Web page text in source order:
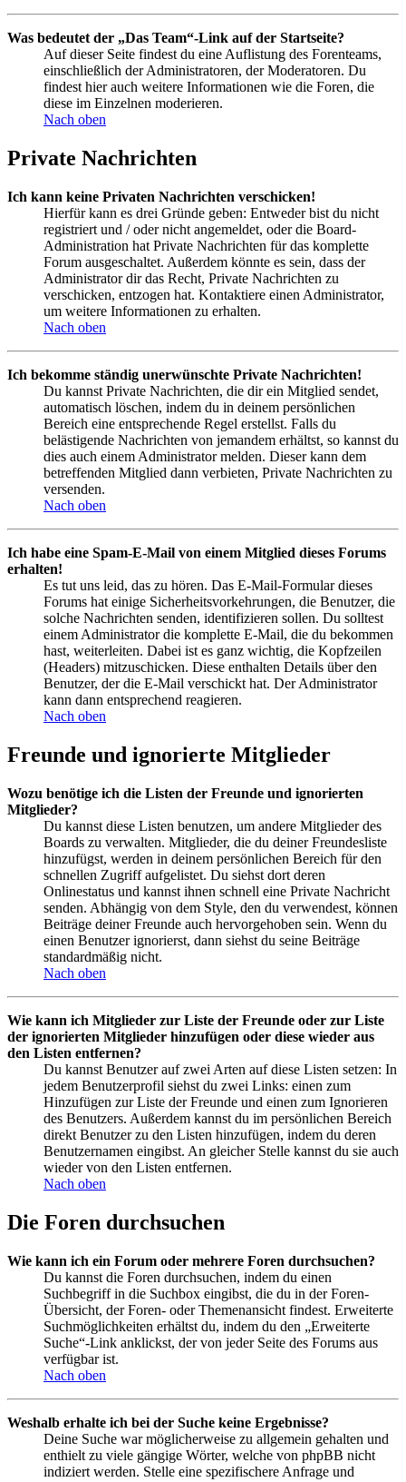
Was bedeutet der „Das Team“-Link auf der Startseite?
Auf dieser Seite findest du eine Auflistung des Forenteams,
einschließlich der Administratoren, der Moderatoren. Du
findest hier auch weitere Informationen wie die Foren, die
diese im Einzelnen moderieren.
Nach oben
Private Nachrichten
Ich kann keine Privaten Nachrichten verschicken!
Hierfür kann es drei Gründe geben: Entweder bist du nicht
registriert und / oder nicht angemeldet, oder die Board-
Administration hat Private Nachrichten für das komplette
Forum ausgeschaltet. Außerdem könnte es sein, dass der
Administrator dir das Recht, Private Nachrichten zu
verschicken, entzogen hat. Kontaktiere einen Administrator,
um weitere Informationen zu erhalten.
Nach oben
Ich bekomme ständig unerwünschte Private Nachrichten!
Du kannst Private Nachrichten, die dir ein Mitglied sendet,
automatisch löschen, indem du in deinem persönlichen
Bereich eine entsprechende Regel erstellst. Falls du
belästigende Nachrichten von jemandem erhältst, so kannst du
dies auch einem Administrator melden. Dieser kann dem
betreffenden Mitglied dann verbieten, Private Nachrichten zu
versenden.
Nach oben
Ich habe eine Spam-E-Mail von einem Mitglied dieses Forums
erhalten!
Es tut uns leid, das zu hören. Das E-Mail-Formular dieses
Forums hat einige Sicherheitsvorkehrungen, die Benutzer, die
solche Nachrichten senden, identifizieren sollen. Du solltest
einem Administrator die komplette E-Mail, die du bekommen
hast, weiterleiten. Dabei ist es ganz wichtig, die Kopfzeilen
(Headers) mitzuschicken. Diese enthalten Details über den
Benutzer, der die E-Mail verschickt hat. Der Administrator
kann dann entsprechend reagieren.
Nach oben
Freunde und ignorierte Mitglieder
Wozu benötige ich die Listen der Freunde und ignorierten
Mitglieder?
Du kannst diese Listen benutzen, um andere Mitglieder des
Boards zu verwalten. Mitglieder, die du deiner Freundesliste
hinzufügst, werden in deinem persönlichen Bereich für den
schnellen Zugriff aufgelistet. Du siehst dort deren
Onlinestatus und kannst ihnen schnell eine Private Nachricht
senden. Abhängig von dem Style, den du verwendest, können
Beiträge deiner Freunde auch hervorgehoben sein. Wenn du
einen Benutzer ignorierst, dann siehst du seine Beiträge
standardmäßig nicht.
Nach oben
Wie kann ich Mitglieder zur Liste der Freunde oder zur Liste
der ignorierten Mitglieder hinzufügen oder diese wieder aus
den Listen entfernen?
Du kannst Benutzer auf zwei Arten auf diese Listen setzen: In
jedem Benutzerprofil siehst du zwei Links: einen zum
Hinzufügen zur Liste der Freunde und einen zum Ignorieren
des Benutzers. Außerdem kannst du im persönlichen Bereich
direkt Benutzer zu den Listen hinzufügen, indem du deren
Benutzernamen eingibst. An gleicher Stelle kannst du sie auch
wieder von den Listen entfernen.
Nach oben
Die Foren durchsuchen
Wie kann ich ein Forum oder mehrere Foren durchsuchen?
Du kannst die Foren durchsuchen, indem du einen
Suchbegriff in die Suchbox eingibst, die du in der Foren-
Übersicht, der Foren- oder Themenansicht findest. Erweiterte
Suchmöglichkeiten erhältst du, indem du den „Erweiterte
Suche“-Link anklickst, der von jeder Seite des Forums aus
verfügbar ist.
Nach oben
Weshalb erhalte ich bei der Suche keine Ergebnisse?
Deine Suche war möglicherweise zu allgemein gehalten und
enthielt zu viele gängige Wörter, welche von phpBB nicht
indiziert werden. Stelle eine spezifischere Anfrage und